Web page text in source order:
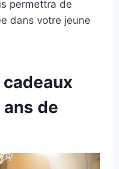
permettra de
dans votre jeune
de